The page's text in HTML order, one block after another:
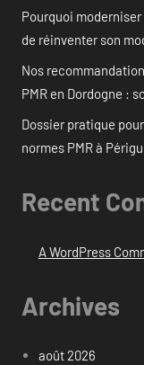
Pourquoi
de réinventer son
Nos
PMR en Dordogne :
Dossier pratique
normes PMR à
Recent
A WordPress
Archives
août 2026